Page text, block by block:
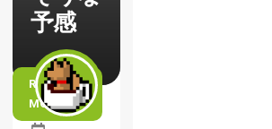
予感
READ
MORE